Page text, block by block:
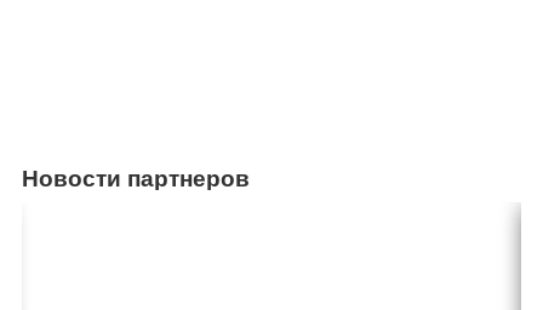
Новости партнеров